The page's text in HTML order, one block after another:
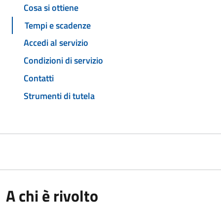
Cosa si ottiene
Tempi e scadenze
Accedi al servizio
Condizioni di servizio
Contatti
Strumenti di tutela
A chi è rivolto